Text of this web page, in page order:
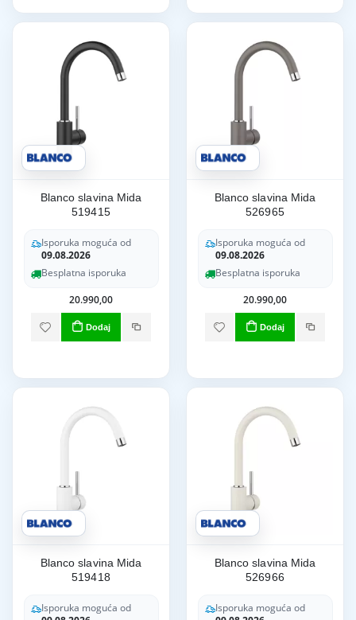
Blanco slavina Mida
519415
Isporuka moguća od
09.08.2026
Besplatna isporuka
20.990,00
Dodaj
Blanco slavina Mida
526965
Isporuka moguća od
09.08.2026
Besplatna isporuka
20.990,00
Dodaj
Blanco slavina Mida
519418
Isporuka moguća od
Blanco slavina Mida
526966
Isporuka moguća od